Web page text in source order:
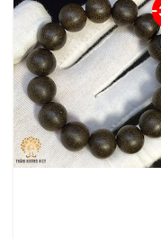
-